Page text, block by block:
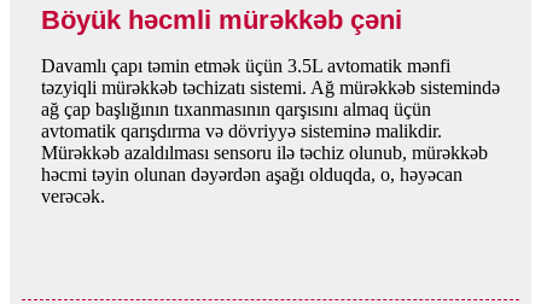
Böyük həcmli mürəkkəb çəni
Davamlı çapı təmin etmək üçün 3.5L avtomatik mənfi
təzyiqli mürəkkəb təchizatı sistemi. Ağ mürəkkəb sistemində
ağ çap başlığının tıxanmasının qarşısını almaq üçün
avtomatik qarışdırma və dövriyyə sisteminə malikdir.
Mürəkkəb azaldılması sensoru ilə təchiz olunub, mürəkkəb
həcmi təyin olunan dəyərdən aşağı olduqda, o, həyəcan
verəcək.